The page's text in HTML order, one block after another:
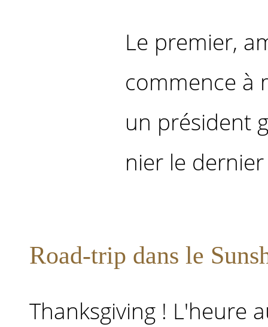
Le premier,
commence à
un président
nier le
Road-trip dans le
Thanksgiving ! L'heure